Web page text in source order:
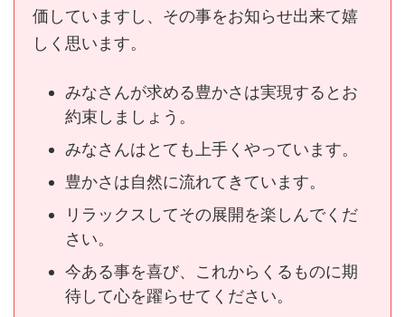
価していますし、その事をお知らせ出来て嬉
しく思います。
みなさんが求める豊かさは実現するとお
約束しましょう。
みなさんはとても上手くやっています。
豊かさは自然に流れてきています。
リラックスしてその展開を楽しんでくだ
さい。
今ある事を喜び、これからくるものに期
待して心を躍らせてください。